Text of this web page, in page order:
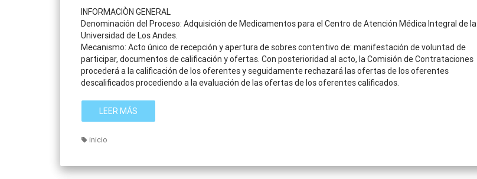
INFORMACIÒN GENERAL
Denominación del Proceso: Adquisición de Medicamentos para el Centro de Atención Médica Integral de la
Universidad de Los Andes.
Mecanismo: Acto único de recepción y apertura de sobres contentivo de: manifestación de voluntad de
participar, documentos de calificación y ofertas. Con posterioridad al acto, la Comisión de Contrataciones
procederá a la calificación de los oferentes y seguidamente rechazará las ofertas de los oferentes
descalificados procediendo a la evaluación de las ofertas de los oferentes calificados.
LEER MÁS
inicio